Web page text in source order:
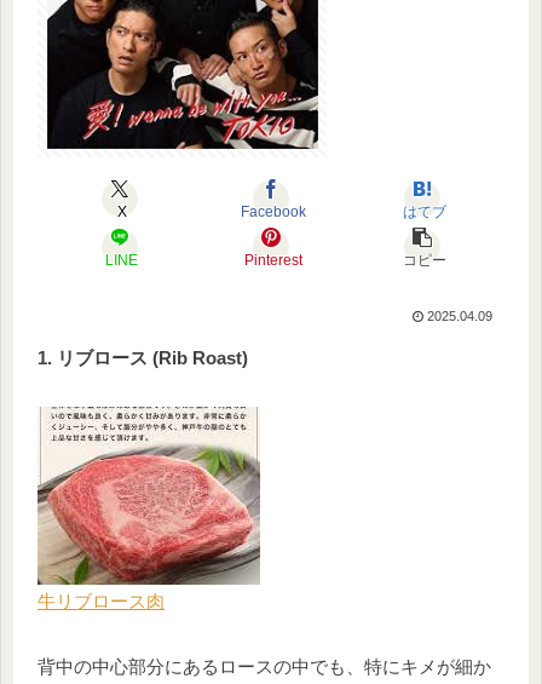
X Facebook はてブ
LINE Pinterest コピー
2025.04.09
1. リブロース (Rib Roast)
牛リブロース肉
背中の中心部分にあるロースの中でも、特にキメが細か